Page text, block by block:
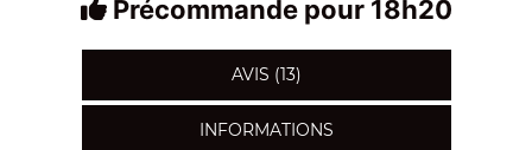
Précommande pour 18h20
AVIS (13)
INFORMATIONS